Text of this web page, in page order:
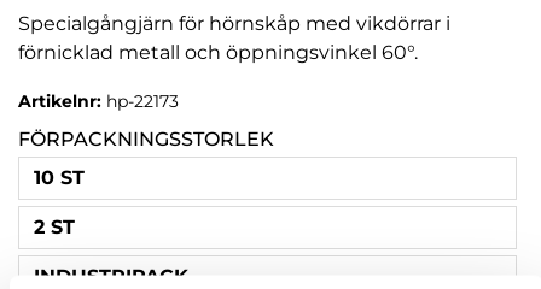
Specialgångjärn för hörnskåp med vikdörrar i
förnicklad metall och öppningsvinkel 60°.
Artikelnr: hp-22173
FÖRPACKNINGSSTORLEK
10 ST
2 ST
INDUSTRIPACK